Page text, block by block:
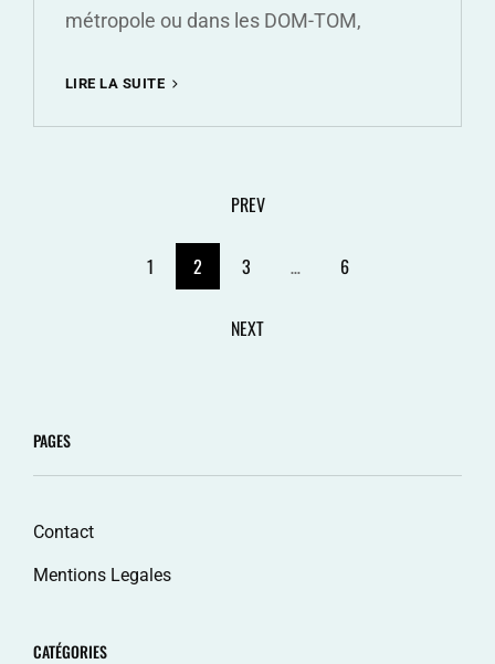
métropole ou dans les DOM-TOM,
LIRE LA SUITE
NATURELLES
TROPICALE
FRANÇAISE
class="meta-
</span>
PREV
1 2 3 … 6
NEXT
PAGES
Contact
Mentions Legales
CATÉGORIES